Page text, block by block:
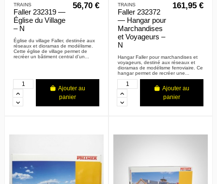
TRAINS
Faller 232319 —
Église du Village
– N
56,70 €
Église du village Faller, destinée aux
réseaux et dioramas de modélisme.
Cette église de village permet de
recréer un bâtiment central d’un...
Ajouter au
panier
TRAINS
Faller 232372
— Hangar pour
Marchandises
et Voyageurs –
N
161,95 €
Hangar Faller pour marchandises et
voyageurs, destiné aux réseaux et
dioramas de modélisme ferroviaire. Ce
hangar permet de recréer une...
Ajouter au
panier